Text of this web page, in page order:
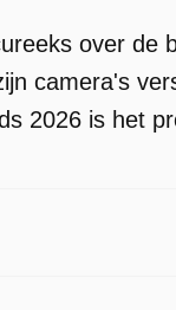
over de
camera's
2026 is het